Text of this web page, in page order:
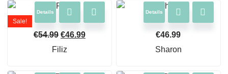
Sale!
Details
€54.99 €46.99
Filiz
Details
€46.99
Sharon